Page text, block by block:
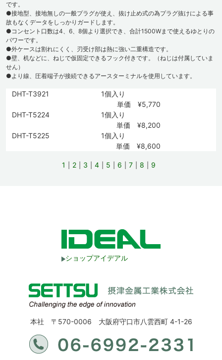
です。
●接地型、接地無しの一般プラグが使え、抜け止め式の為プラグ抜けによる事
故もなくデータをしっかりガードします。
●コンセント口数は4、6、8個より選択でき、合計1500Wまで使えるゆとりの
パワーです。
●外ケースは割れにくく、刃受け部は熱に強い二重構造です。
●壁、机などに、ねじで仮固定できるフック付きです。（ねじは付属していま
せん）
●より線、圧着端子が接続できるアースターミナルを使用しています。
DHT-T3921
1個入り
単価 ¥5,770
DHT-T5224
1個入り
単価 ¥8,200
DHT-T5225
1個入り
単価 ¥8,600
1 2 3 4 5 6 7 8 9
ショップアイデアル
本社 〒570-0006 大阪府守口市八雲西町 4-1-26